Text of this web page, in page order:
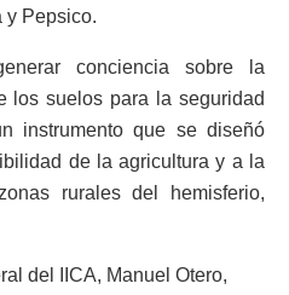
y Pepsico.
conciencia sobre la
los suelos para la seguridad
instrumento que se diseñó
de la agricultura y a la
rurales del hemisferio,
del IICA, Manuel Otero,